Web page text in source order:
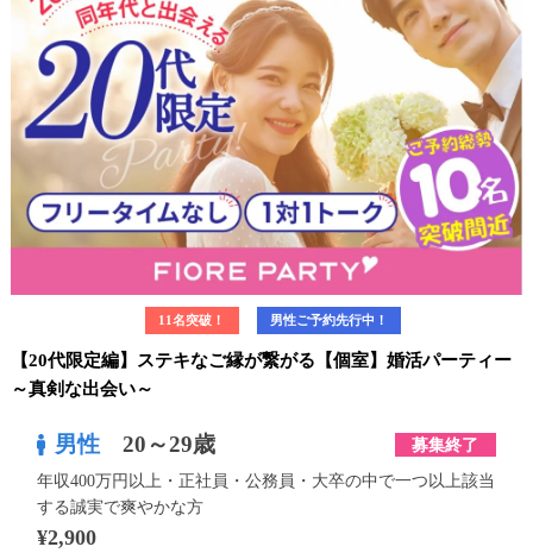
11名突破！ 男性ご予約先行中！
【20代限定編】ステキなご縁が繋がる【個室】婚活パーティー
～真剣な出会い～
男性 20～29歳 募集終了
年収400万円以上・正社員・公務員・大卒の中で一つ以上該当
する誠実で爽やかな方
¥2,900